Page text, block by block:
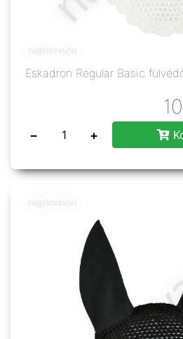
Eskadron Regular Basic
− +